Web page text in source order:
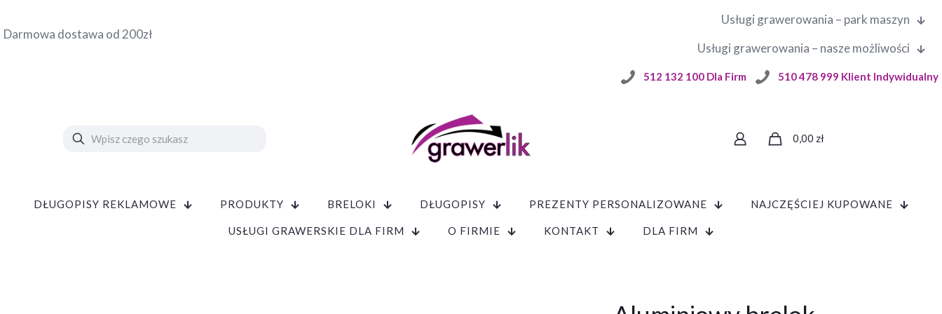
Darmowa dostawa od 200zł
Usługi grawerowania – park maszyn
Usługi grawerowania – nasze możliwości
512 132 100 Dla Firm 510 478 999 Klient Indywidualny
0,00 zł
DŁUGOPISY REKLAMOWE PRODUKTY BRELOKI DŁUGOPISY PREZENTY PERSONALIZOWANE NAJCZĘŚCIEJ KUPOWANE
USŁUGI GRAWERSKIE DLA FIRM O FIRMIE KONTAKT DLA FIRM